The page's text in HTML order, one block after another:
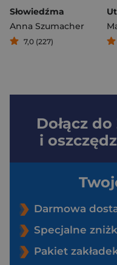
Słowiedźma
Anna Szumacher
7,0 (227)
Dołącz do
i
Darmowa
Specjalne
Pakiet